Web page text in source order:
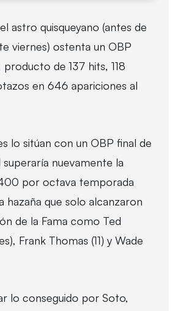
astro quisqueyano (antes de
viernes) ostenta un OBP
de 137 hits, 118
en 646 apariciones al
lo sitúan con un OBP final de
superaría nuevamente la
por octava temporada
hazaña que solo alcanzaron
de la Fama como Ted
Frank Thomas (11) y Wade
lo conseguido por Soto,